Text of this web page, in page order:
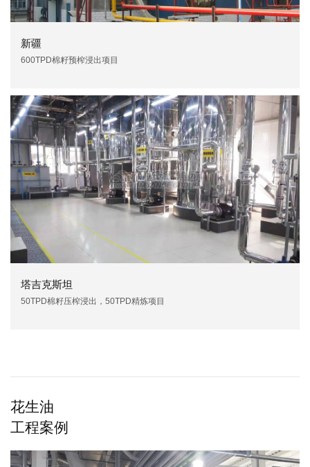
新疆
600TPD棉籽预榨浸出项目
塔吉克斯坦
50TPD棉籽压榨浸出，50TPD精炼项目
花生油
工程案例